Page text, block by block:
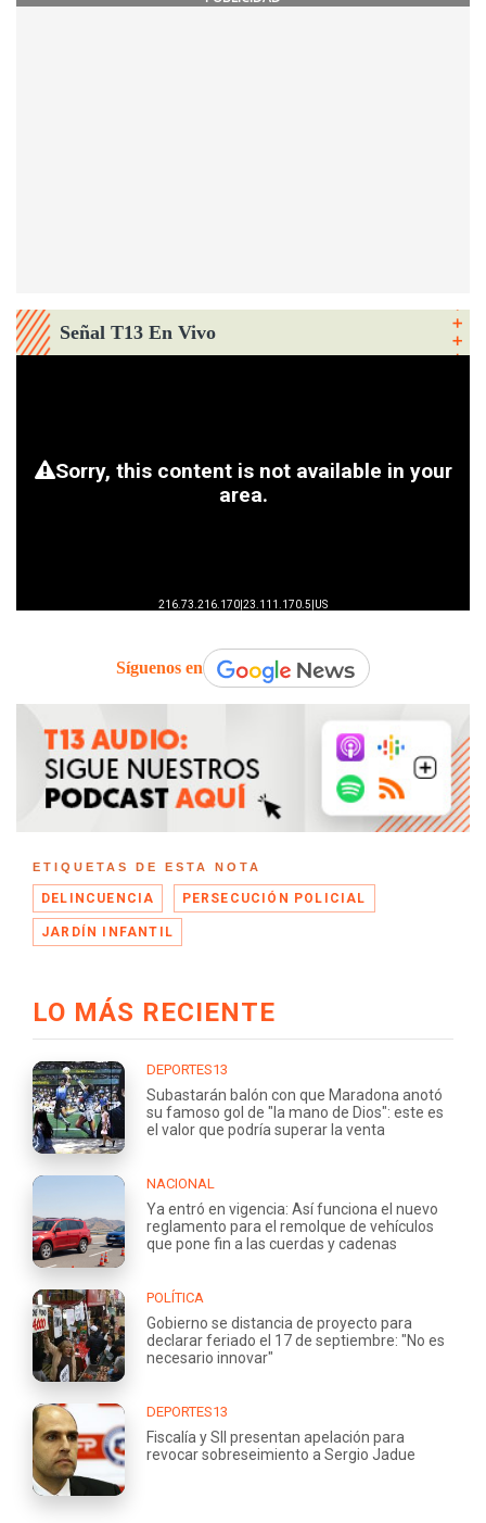
Señal T13 En Vivo
Síguenos en
ETIQUETAS DE ESTA NOTA
DELINCUENCIA PERSECUCIÓN POLICIAL
JARDÍN INFANTIL
LO MÁS RECIENTE
DEPORTES13
Subastarán balón con que Maradona anotó
su famoso gol de "la mano de Dios": este es
el valor que podría superar la venta
NACIONAL
Ya entró en vigencia: Así funciona el nuevo
reglamento para el remolque de vehículos
que pone fin a las cuerdas y cadenas
POLÍTICA
Gobierno se distancia de proyecto para
declarar feriado el 17 de septiembre: "No es
necesario innovar"
DEPORTES13
Fiscalía y SII presentan apelación para
revocar sobreseimiento a Sergio Jadue